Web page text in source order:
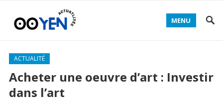
MENU
ACTUALITÉ
Acheter une oeuvre d’art : Investir
dans l’art